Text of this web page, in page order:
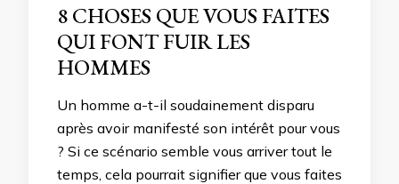
8 CHOSES QUE VOUS FAITES
QUI FONT FUIR LES
HOMMES
Un homme a-t-il soudainement disparu
après avoir manifesté son intérêt pour vous
? Si ce scénario semble vous arriver tout le
temps, cela pourrait signifier que vous faites